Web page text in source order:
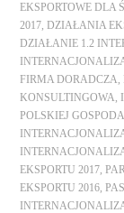
EKSPORTOWE DLA
2017 ,DZIAŁANIA
DZIAŁANIE 1.2
FIRMA DORADCZA ,
KONSULTINGOWA
POLSKIEJ
EKSPORTU 2017 ,
EKSPORTU 2016 ,